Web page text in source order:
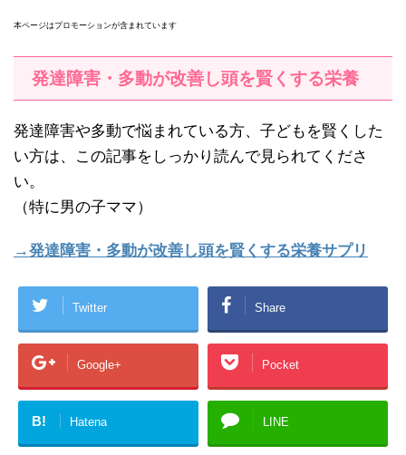
本ページはプロモーションが含まれています
発達障害・多動が改善し頭を賢くする栄養
発達障害や多動で悩まれている方、子どもを賢くした
い方は、この記事をしっかり読んで見られてくださ
い。
（特に男の子ママ）
→発達障害・多動が改善し頭を賢くする栄養サプリ
Twitter Share
Google+ Pocket
B! Hatena LINE